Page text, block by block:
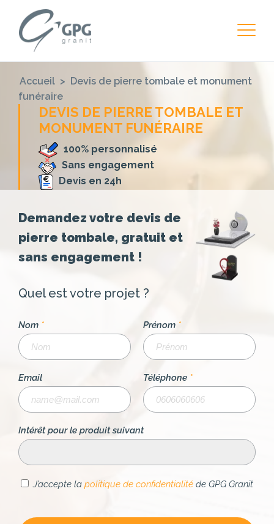
Accueil > Devis de pierre tombale et monument
funéraire
DEVIS DE PIERRE TOMBALE ET
MONUMENT FUNÉRAIRE
100% personnalisé
Sans engagement
Devis en 24h
Demandez votre devis de
pierre tombale, gratuit et
sans engagement !
Quel est votre projet ?
Nom * Prénom *
Email Téléphone *
Intérêt pour le produit suivant
J’accepte la politique de confidentialité de GPG Granit